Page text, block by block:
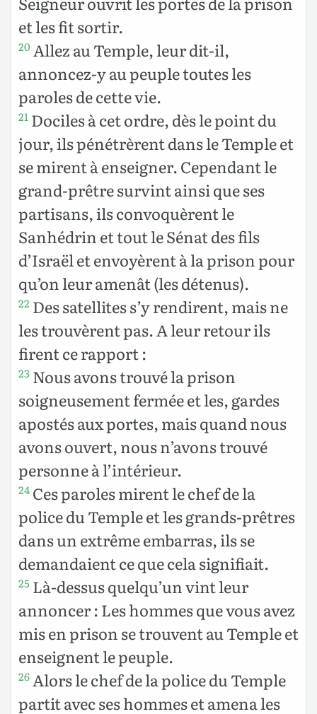
et les fit sortir.
20 Allez au Temple, leur dit-il,
annoncez-y au peuple toutes les
paroles de cette vie.
21 Dociles à cet ordre, dès le point du
jour, ils pénétrèrent dans le Temple et
se mirent à enseigner. Cependant le
grand-prêtre survint ainsi que ses
partisans, ils convoquèrent le
Sanhédrin et tout le Sénat des fils
d’Israël et envoyèrent à la prison pour
qu’on leur amenât (les détenus).
22 Des satellites s’y rendirent, mais ne
les trouvèrent pas. A leur retour ils
firent ce rapport :
23 Nous avons trouvé la prison
soigneusement fermée et les, gardes
apostés aux portes, mais quand nous
avons ouvert, nous n’avons trouvé
personne à l’intérieur.
24 Ces paroles mirent le chef de la
police du Temple et les grands-prêtres
dans un extrême embarras, ils se
demandaient ce que cela signifiait.
25 Là-dessus quelqu’un vint leur
annoncer : Les hommes que vous avez
mis en prison se trouvent au Temple et
enseignent le peuple.
26Alors le chef de la police du Temple
partit avec ses hommes et amena les